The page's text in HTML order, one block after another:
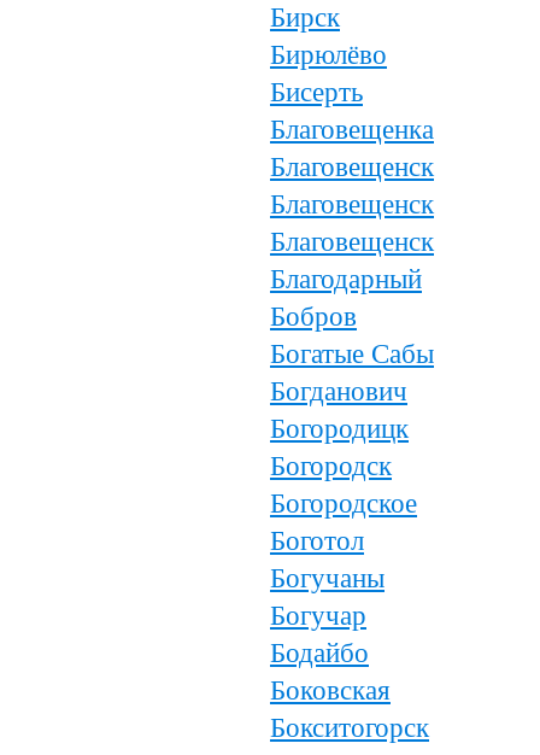
Бирск
Бирюлёво
Бисерть
Благовещенка
Благовещенск
Благовещенск
Благовещенск
Благодарный
Бобров
Богатые Сабы
Богданович
Богородицк
Богородск
Богородское
Боготол
Богучаны
Богучар
Бодайбо
Боковская
Бокситогорск